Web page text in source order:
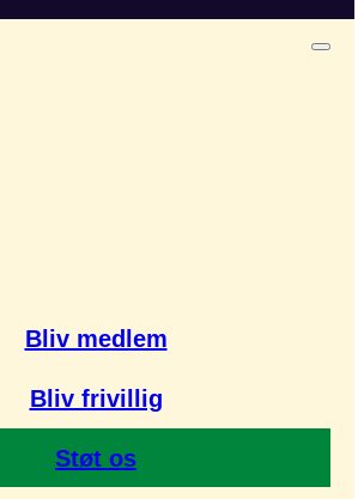
Bliv medlem
Bliv frivillig
Støt os